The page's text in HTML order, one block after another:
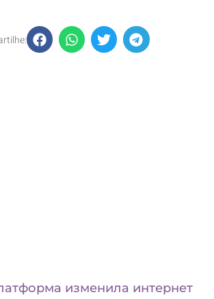
изменила интернет